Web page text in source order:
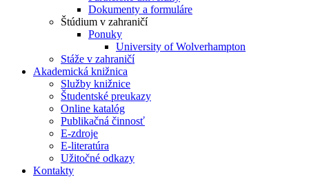
Dokumenty a formuláre
Štúdium v zahraničí
Ponuky
University of Wolverhampton
Stáže v zahraničí
Akademická knižnica
Služby knižnice
Študentské preukazy
Online katalóg
Publikačná činnosť
E-zdroje
E-literatúra
Užitočné odkazy
Kontakty